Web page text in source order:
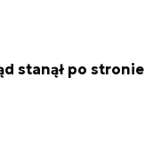
stanął po stronie